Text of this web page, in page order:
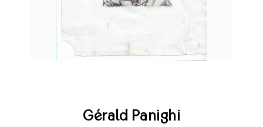
Gérald Panighi